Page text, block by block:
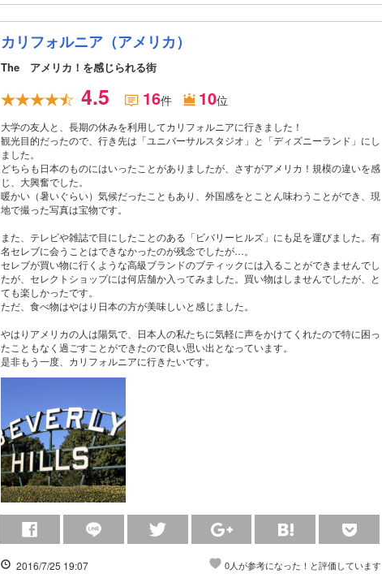
カリフォルニア（アメリカ）
The アメリカ！を感じられる街
4.5 16件 10位
大学の友人と、長期の休みを利用してカリフォルニアに行きました！
観光目的だったので、行き先は「ユニバーサルスタジオ」と「ディズニーランド」にし
ました。
どちらも日本のものにはいったことがありましたが、さすがアメリカ！規模の違いを感
じ、大興奮でした。
暖かい（暑いぐらい）気候だったこともあり、外国感をとことん味わうことができ、現
地で撮った写真は宝物です。
また、テレビや雑誌で目にしたことのある「ビバリーヒルズ」にも足を運びました。有
名セレブに会うことはできなかったのが残念でしたが…。
セレブが買い物に行くような高級ブランドのブティックには入ることができませんでし
たが、セレクトショップには何店舗か入ってみました。買い物はしませんでしたが、と
ても楽しかったです。
ただ、食べ物はやはり日本の方が美味しいと感じました。
やはりアメリカの人は陽気で、日本人の私たちに気軽に声をかけてくれたので特に困っ
たこともなく過ごすことができたので良い思い出となっています。
是非もう一度、カリフォルニアに行きたいです。
2016/7/25 19:07 0人が参考になった！と評価しています